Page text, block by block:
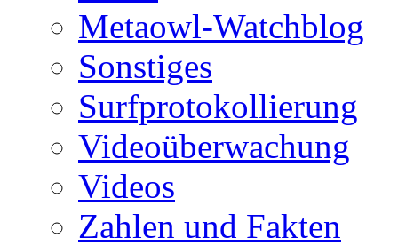
Metaowl-Watchblog
Sonstiges
Surfprotokollierung
Videoüberwachung
Videos
Zahlen und Fakten